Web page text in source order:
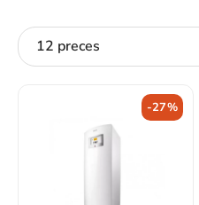
-27%